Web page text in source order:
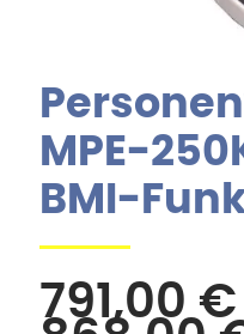
MPE-
BMI-
791,00 €